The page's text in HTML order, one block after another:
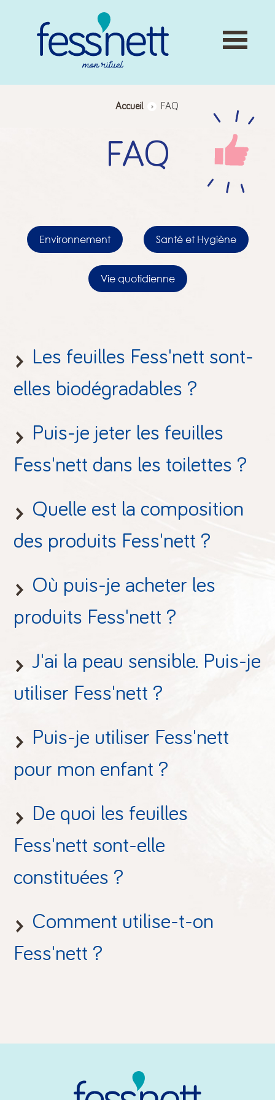
Accueil > FAQ
FAQ
Environnement Santé et Hygiène
Vie quotidienne
Les feuilles Fess'nett sont-
elles biodégradables ?
Puis-je jeter les feuilles
Fess'nett dans les toilettes ?
Quelle est la composition
des produits Fess'nett ?
Où puis-je acheter les
produits Fess'nett ?
J'ai la peau sensible. Puis-je
utiliser Fess'nett ?
Puis-je utiliser Fess'nett
pour mon enfant ?
De quoi les feuilles
Fess'nett sont-elle
constituées ?
Comment utilise-t-on
Fess'nett ?